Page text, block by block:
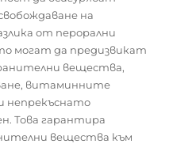
на
от перорални
могат да предизвикат
вещества,
витаминните
непрекъснато
Това гарантира
вещества към